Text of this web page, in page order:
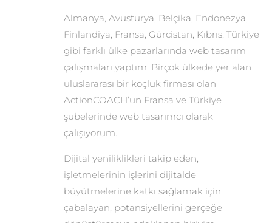
Almanya, Avusturya, Belçika, Endonezya,
Finlandiya, Fransa, Gürcistan, Kıbrıs, Türkiye
gibi farklı ülke pazarlarında web tasarım
çalışmaları yaptım. Birçok ülkede yer alan
uluslararası bir koçluk firması olan
ActionCOACH’un Fransa ve Türkiye
şubelerinde web tasarımcı olarak
çalışıyorum.
Dijital yeniliklikleri takip eden,
işletmelerinin işlerini dijitalde
büyütmelerine katkı sağlamak için
çabalayan, potansiyellerini gerçeğe